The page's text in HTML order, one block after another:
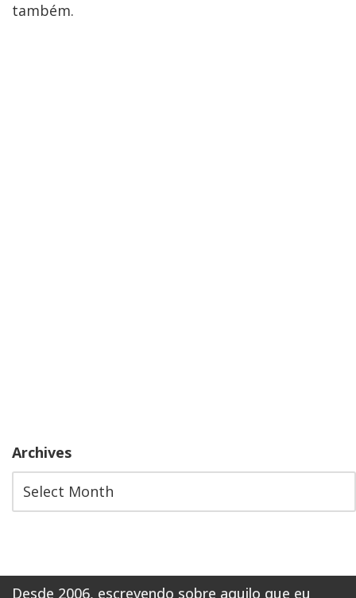
também.
Archives
Desde 2006, escrevendo sobre aquilo que eu